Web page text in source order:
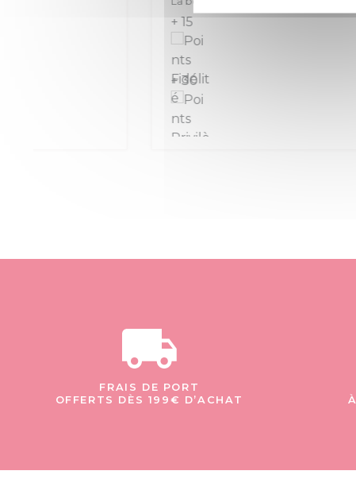
+ 25
FRAIS DE PORT
OFFERTS DÈS 199€ D’ACHAT